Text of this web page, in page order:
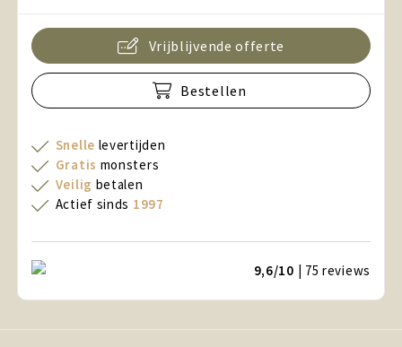
Vrijblijvende offerte
Bestellen
Snelle levertijden
Gratis monsters
Veilig betalen
Actief sinds 1997
9,6/10 | 75reviews